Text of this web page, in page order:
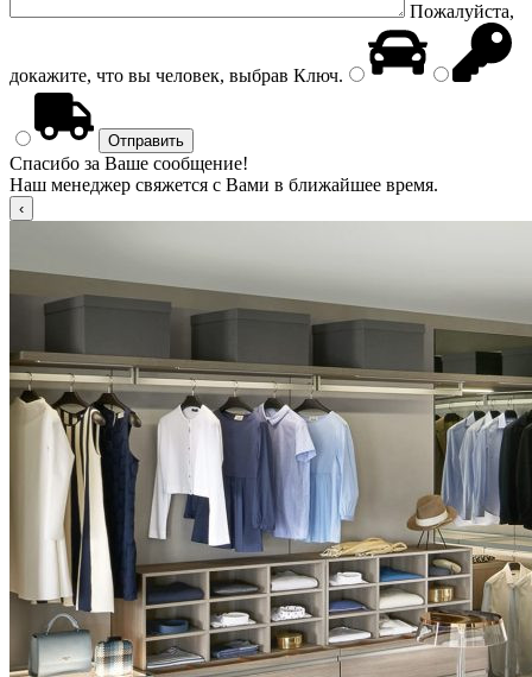
Пожалуйста,
докажите, что вы человек, выбрав Ключ.
Спасибо за Ваше сообщение!
Наш менеджер свяжется с Вами в ближайшее время.